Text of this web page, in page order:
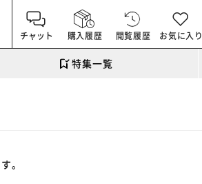
チャット 購入履歴 閲覧履歴 お気に入り
特集一覧
。